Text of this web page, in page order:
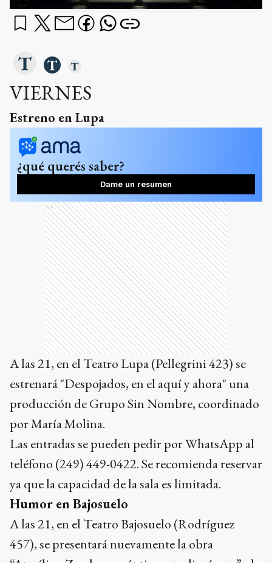
VIERNES
Estreno en Lupa
¿qué querés saber?
Dame un resumen
Ads
A las 21, en el Teatro Lupa (Pellegrini 423) se
estrenará "Despojados, en el aquí y ahora" una
producción de Grupo Sin Nombre, coordinado
por María Molina.
Las entradas se pueden pedir por WhatsApp al
teléfono (249) 449-0422. Se recomienda reservar
ya que la capacidad de la sala es limitada.
Humor en Bajosuelo
A las 21, en el Teatro Bajosuelo (Rodríguez
457), se presentará nuevamente la obra